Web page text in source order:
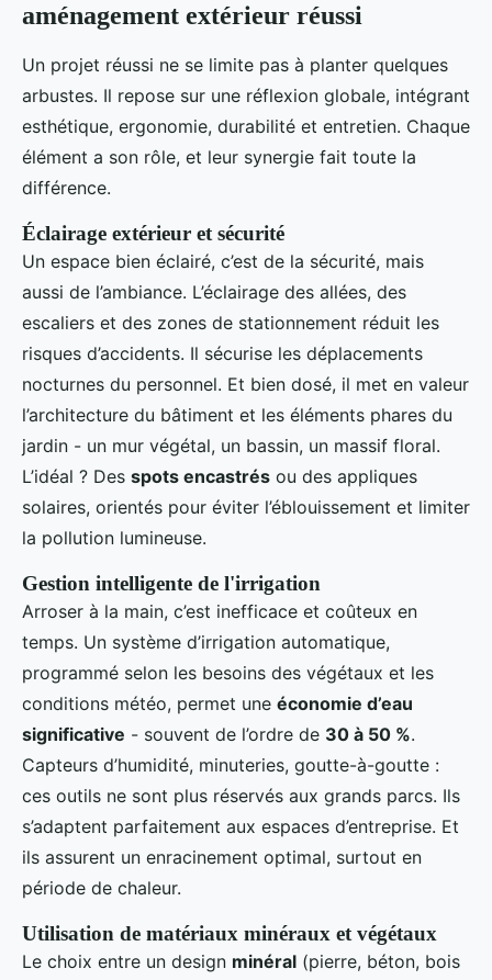
aménagement extérieur réussi
Un projet réussi ne se limite pas à planter quelques
arbustes. Il repose sur une réflexion globale, intégrant
esthétique, ergonomie, durabilité et entretien. Chaque
élément a son rôle, et leur synergie fait toute la
différence.
Éclairage extérieur et sécurité
Un espace bien éclairé, c’est de la sécurité, mais
aussi de l’ambiance. L’éclairage des allées, des
escaliers et des zones de stationnement réduit les
risques d’accidents. Il sécurise les déplacements
nocturnes du personnel. Et bien dosé, il met en valeur
l’architecture du bâtiment et les éléments phares du
jardin - un mur végétal, un bassin, un massif floral.
L’idéal ? Des spots encastrés ou des appliques
solaires, orientés pour éviter l’éblouissement et limiter
la pollution lumineuse.
Gestion intelligente de l'irrigation
Arroser à la main, c’est inefficace et coûteux en
temps. Un système d’irrigation automatique,
programmé selon les besoins des végétaux et les
conditions météo, permet une économie d’eau
significative - souvent de l’ordre de 30 à 50 %.
Capteurs d’humidité, minuteries, goutte-à-goutte :
ces outils ne sont plus réservés aux grands parcs. Ils
s’adaptent parfaitement aux espaces d’entreprise. Et
ils assurent un enracinement optimal, surtout en
période de chaleur.
Utilisation de matériaux minéraux et végétaux
Le choix entre un design minéral (pierre, béton, bois